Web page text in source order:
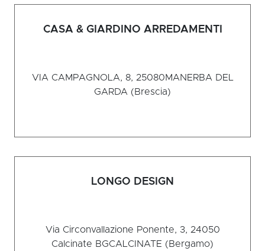
CASA & GIARDINO ARREDAMENTI
VIA CAMPAGNOLA, 8, 25080MANERBA DEL
GARDA (Brescia)
LONGO DESIGN
Via Circonvallazione Ponente, 3, 24050
Calcinate BGCALCINATE (Bergamo)